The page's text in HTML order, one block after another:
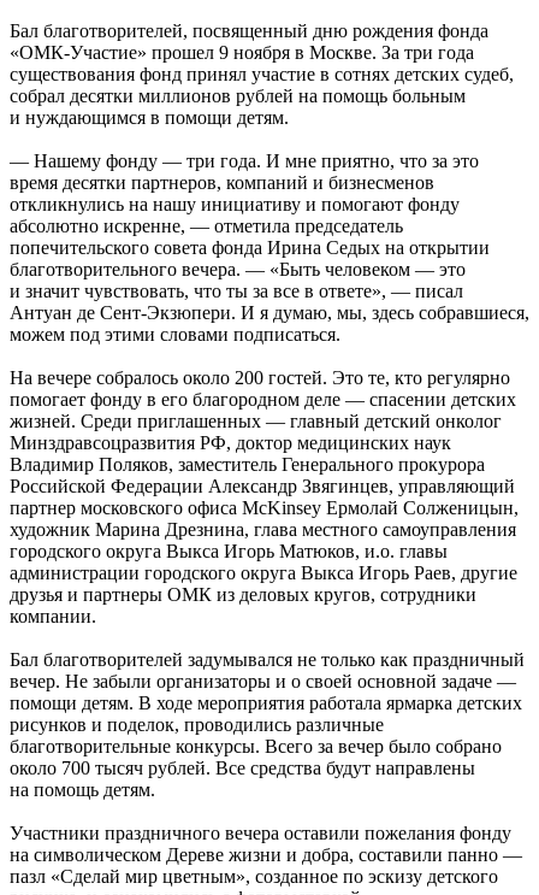
Бал благотворителей, посвященный дню рождения фонда
«ОМК-Участие» прошел 9 ноября в Москве. За три года
существования фонд принял участие в сотнях детских судеб,
собрал десятки миллионов рублей на помощь больным
и нуждающимся в помощи детям.
— Нашему фонду — три года. И мне приятно, что за это
время десятки партнеров, компаний и бизнесменов
откликнулись на нашу инициативу и помогают фонду
абсолютно искренне, — отметила председатель
попечительского совета фонда Ирина Седых на открытии
благотворительного вечера. — «Быть человеком — это
и значит чувствовать, что ты за все в ответе», — писал
Антуан де Сент-Экзюпери. И я думаю, мы, здесь собравшиеся,
можем под этими словами подписаться.
На вечере собралось около 200 гостей. Это те, кто регулярно
помогает фонду в его благородном деле — спасении детских
жизней. Среди приглашенных — главный детский онколог
Минздравсоцразвития РФ, доктор медицинских наук
Владимир Поляков, заместитель Генерального прокурора
Российской Федерации Александр Звягинцев, управляющий
партнер московского офиса McKinsey Ермолай Солженицын,
художник Марина Дрезнина, глава местного самоуправления
городского округа Выкса Игорь Матюков, и.о. главы
администрации городского округа Выкса Игорь Раев, другие
друзья и партнеры ОМК из деловых кругов, сотрудники
компании.
Бал благотворителей задумывался не только как праздничный
вечер. Не забыли организаторы и о своей основной задаче —
помощи детям. В ходе мероприятия работала ярмарка детских
рисунков и поделок, проводились различные
благотворительные конкурсы. Всего за вечер было собрано
около 700 тысяч рублей. Все средства будут направлены
на помощь детям.
Участники праздничного вечера оставили пожелания фонду
на символическом Дереве жизни и добра, составили панно —
пазл «Сделай мир цветным», созданное по эскизу детского